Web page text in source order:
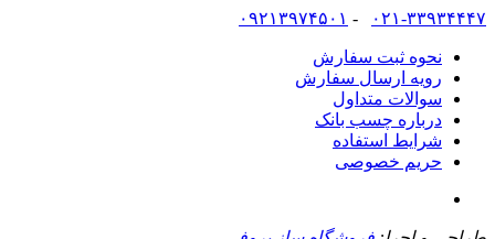
۰۲۱-۳۳۹۳۴۴۴۷ - ۰۹۲۱۳۹۷۴۵۰۱
نحوه ثبت سفارش
رویه ارسال سفارش
سوالات متداول
درباره چسب بانک
شرایط استفاده
حریم خصوصی